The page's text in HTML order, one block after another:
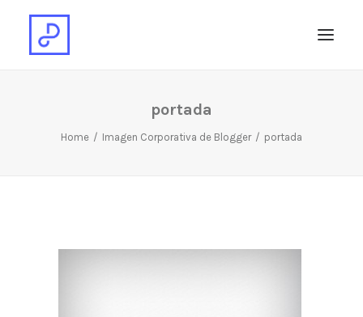
portada
Home Imagen Corporativa de Blogger portada